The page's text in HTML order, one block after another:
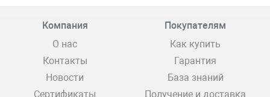
Компания
О нас
Контакты
Новости
Сертификаты
Покупателям
Как купить
Гарантия
База знаний
Получение и доставка